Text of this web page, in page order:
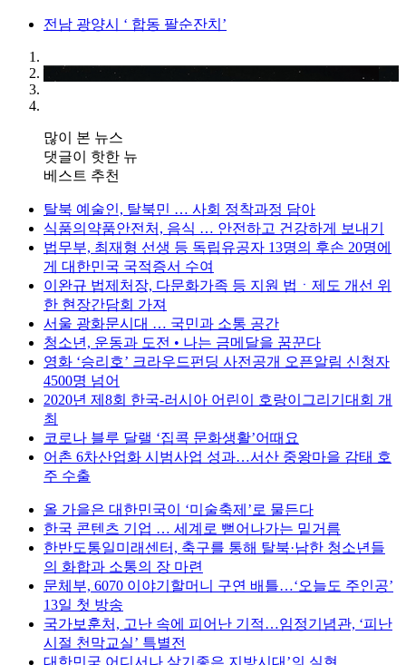
전남 광양시 ‘ 합동 팔순잔치’
많이 본 뉴스
댓글이 핫한 뉴
베스트 추천
탈북 예술인, 탈북민 … 사회 정착과정 담아
식품의약품안전처, 음식 … 안전하고 건강하게 보내기
법무부, 최재형 선생 등 독립유공자 13명의 후손 20명에
게 대한민국 국적증서 수여
이완규 법제처장, 다문화가족 등 지원 법ㆍ제도 개선 위
한 현장간담회 가져
서울 광화문시대 … 국민과 소통 공간
청소년, 운동과 도전 • 나는 금메달을 꿈꾼다
영화 ‘승리호’ 크라우드펀딩 사전공개 오픈알림 신청자
4500명 넘어
2020년 제8회 한국-러시아 어린이 호랑이그리기대회 개
최
코로나 블루 달랠 ‘집콕 문화생활’어때요
어촌 6차산업화 시범사업 성과…서산 중왕마을 감태 호
주 수출
올 가을은 대한민국이 ‘미술축제’로 물든다
한국 콘텐츠 기업 … 세계로 뻗어나가는 밑거름
한반도통일미래센터, 축구를 통해 탈북·남한 청소년들
의 화합과 소통의 장 마련
문체부, 6070 이야기할머니 구연 배틀…‘오늘도 주인공’
13일 첫 방송
국가보훈처, 고난 속에 피어난 기적…임정기념관, ‘피난
시절 천막교실’ 특별전
대한민국 어디서나 살기좋은 지방시대’의 실현